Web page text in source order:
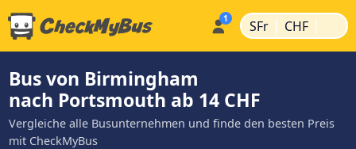
SFr | CHF |
Bus von Birmingham
nach Portsmouth ab 14 CHF
Vergleiche alle Busunternehmen und finde den besten Preis
mit CheckMyBus